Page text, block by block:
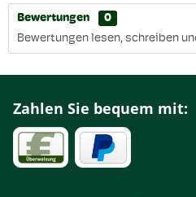
Bewertungen
0
Bewertungen lesen, schreiben
Zahlen Sie bequem mit: